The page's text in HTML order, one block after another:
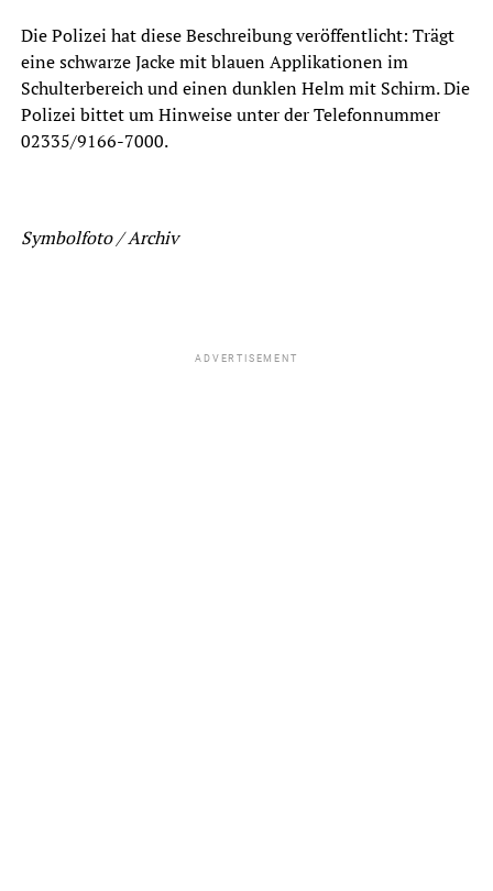
Die Polizei hat diese Beschreibung veröffentlicht: Trägt
eine schwarze Jacke mit blauen Applikationen im
Schulterbereich und einen dunklen Helm mit Schirm. Die
Polizei bittet um Hinweise unter der Telefonnummer
02335/9166-7000.
Symbolfoto / Archiv
ADVERTISEMENT